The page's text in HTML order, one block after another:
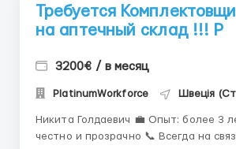
Требуется
на аптечный склад !!! P
3200€ / в месяц
PlatinumWorkforce Швеція
Никита Голдаевич 💼 Опыт: более 3 лет ✅ Работаю
честно и прозрачно 📞 Всегда на связи до вашего